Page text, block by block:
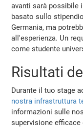
avanti sarà possibile
basato sullo
Germania, ma
all'esperienza. Un
come studente
Risultati
Durante il tuo stage
nostra infrastruttura
informazioni sulle
supervisione efficace